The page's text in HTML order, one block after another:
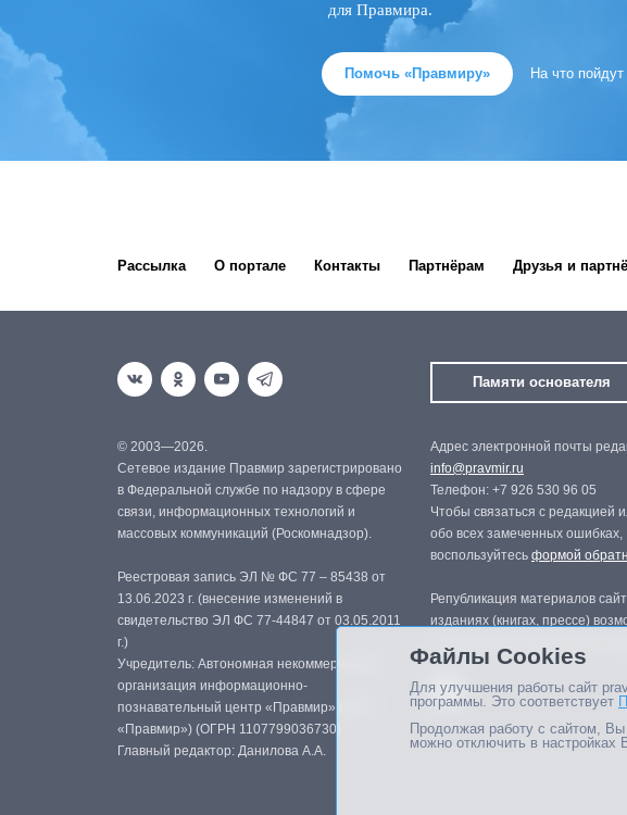
для Правмира.
Помочь «Правмиру» На что
Рассылка О портале Контакты Партнёрам Друзья и
Памяти основателя
© 2003—2026.
Сетевое издание Правмир зарегистрировано
в Федеральной службе по надзору в сфере
связи, информационных технологий и
массовых коммуникаций (Роскомнадзор).
Реестровая запись ЭЛ № ФС 77 – 85438 от
13.06.2023 г. (внесение изменений в
свидетельство ЭЛ ФС 77-44847 от 03.05.2011
г.)
Учредитель: Автономная некоммерческая
организация информационно-
познавательный центр «Правмир» (АНО
«Правмир») (ОГРН 1107799036730)
Главный редактор: Данилова А.А.
Адрес электронной почты
info@pravmir.ru
Телефон: +7 926 530 96 05
Чтобы связаться с редакцией
обо всех замеченных ошибках,
воспользуйтесь формой
Републикация материалов
изданиях (книгах, прессе)
Файлы Cookies
Для улучшения работы сайт
программы. Это соответствует
Продолжая работу с сайтом, Вы
можно отключить в настройках